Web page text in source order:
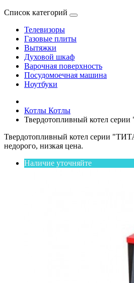
Список категорий
Телевизоры
Газовые плиты
Вытяжки
Духовой шкаф
Варочная поверхность
Посудомоечная машина
Ноутбуки
Котлы Котлы
Твердотопливный котел
Твердотопливный котел серии
недорого, низкая цена.
Наличие уточняйте